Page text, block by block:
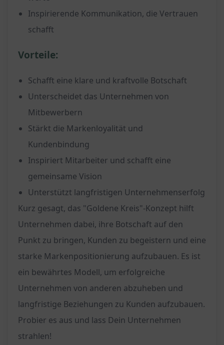
Inspirierende Kommunikation, die Vertrauen
schafft
Vorteile:
Schafft eine klare und kraftvolle Botschaft
Unterscheidet das Unternehmen von
Mitbewerbern
Stärkt die Markenloyalität und
Kundenbindung
Inspiriert Mitarbeiter und schafft eine
gemeinsame Vision
Unterstützt langfristigen Unternehmenserfolg
Kurz gesagt, das "Goldene Kreis"-Konzept hilft
Unternehmen dabei, ihre Botschaft auf den
Punkt zu bringen, Kunden zu begeistern und eine
starke Markenpositionierung aufzubauen. Es ist
ein bewährtes Modell, um erfolgreiche
Unternehmen von anderen abzuheben und
langfristige Beziehungen zu Kunden aufzubauen.
Probier es aus und lass Dein Unternehmen
strahlen!